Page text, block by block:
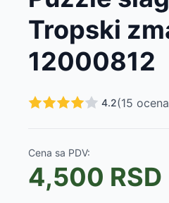
Tropski
12000812
4.2(15
Cena sa PDV:
4,500 RSD